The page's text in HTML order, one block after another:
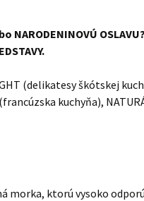
NARODENINOVÚ
(delikatesy škótskej
kuchyňa),
morka, ktorú vysoko